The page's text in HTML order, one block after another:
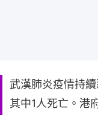
武漢肺炎疫情持
其中1人死亡。港